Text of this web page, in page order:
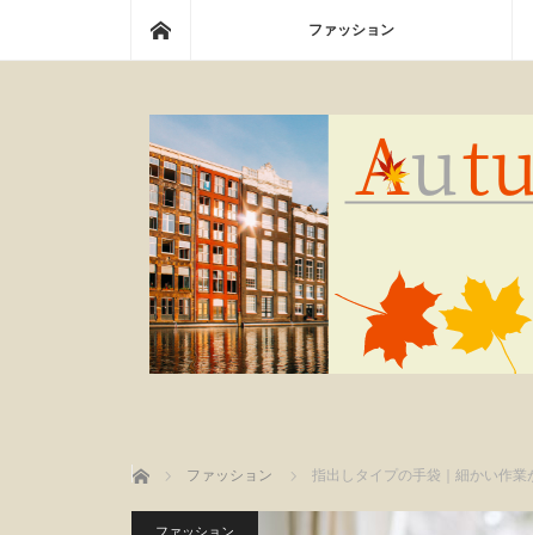
ファッション
ホーム ファッション 指出しタイプの手袋｜細かい作業
ファッション